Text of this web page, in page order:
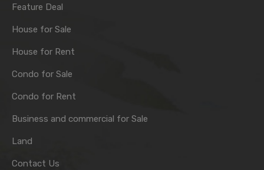
Feature Deal
House for Sale
House for Rent
Condo for Sale
Condo for Rent
Business and commercial for Sale
Land
Contact Us